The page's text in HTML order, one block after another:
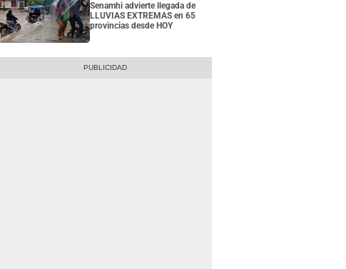
Senamhi advierte llegada de
LLUVIAS EXTREMAS en 65
provincias desde HOY